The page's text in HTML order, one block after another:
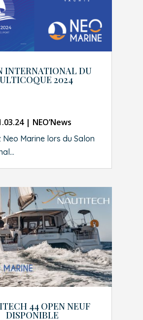
INTERNATIONAL DU
2024
| NEO’News
Neo Marine lors du Salon
44 OPEN NEUF
DISPONIBLE